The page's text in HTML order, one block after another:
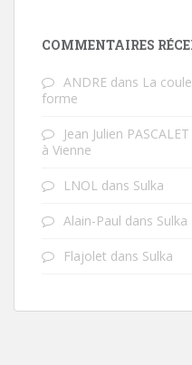
COMMENTAIRES
ANDRE dans La
forme
Jean Julien
à Vienne
LNOL dans Sulka
Alain-Paul dans Sulka
Flajolet dans Sulka